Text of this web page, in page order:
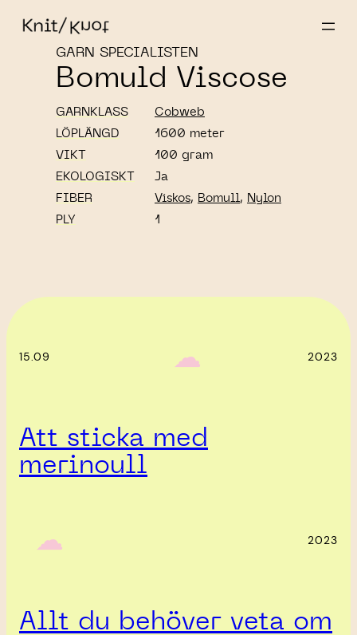
GARN SPECIALISTEN
Bomuld Viscose
GARNKLASS
Cobweb
LÖPLÄNGD
1600 meter
VIKT
100 gram
EKOLOGISKT
Ja
FIBER
Viskos, Bomull , Nylon
PLY
1
15.09 ‎ ‎‎ ☁︎‎‎ 2023
Att sticka med
merinoull
‎ ‎‎ ☁︎‎‎ 2023
Allt du behöver veta om